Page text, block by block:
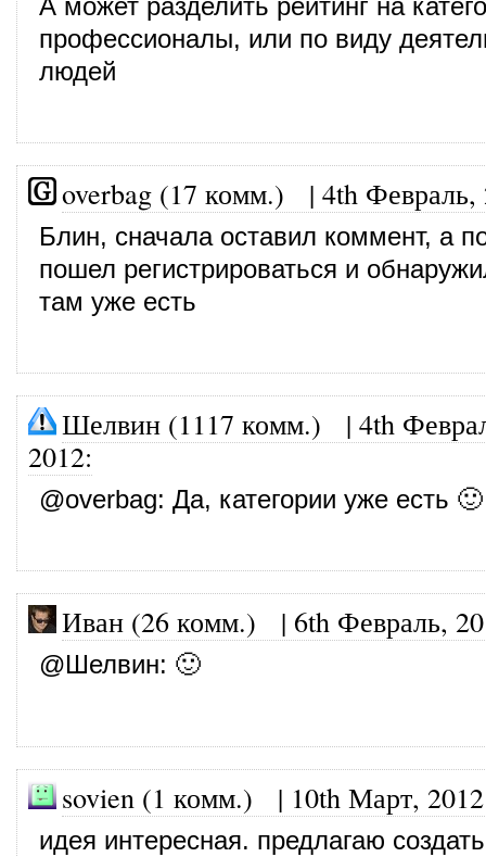
А может разделить рейтинг на
профессионалы, или по виду
людей
overbag (17 комм.) | 4th Февраль,
Блин, сначала оставил коммент, а
пошел регистрироваться и
там уже есть
Шелвин (1117 комм.) | 4th
2012:
@overbag: Да, категории уже есть 🙂
Иван (26 комм.) | 6th Февраль,
@Шелвин: 🙂
sovien (1 комм.) | 10th Март, 2012
идея интересная. предлагаю создать